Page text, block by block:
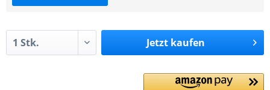
Jetzt kaufen